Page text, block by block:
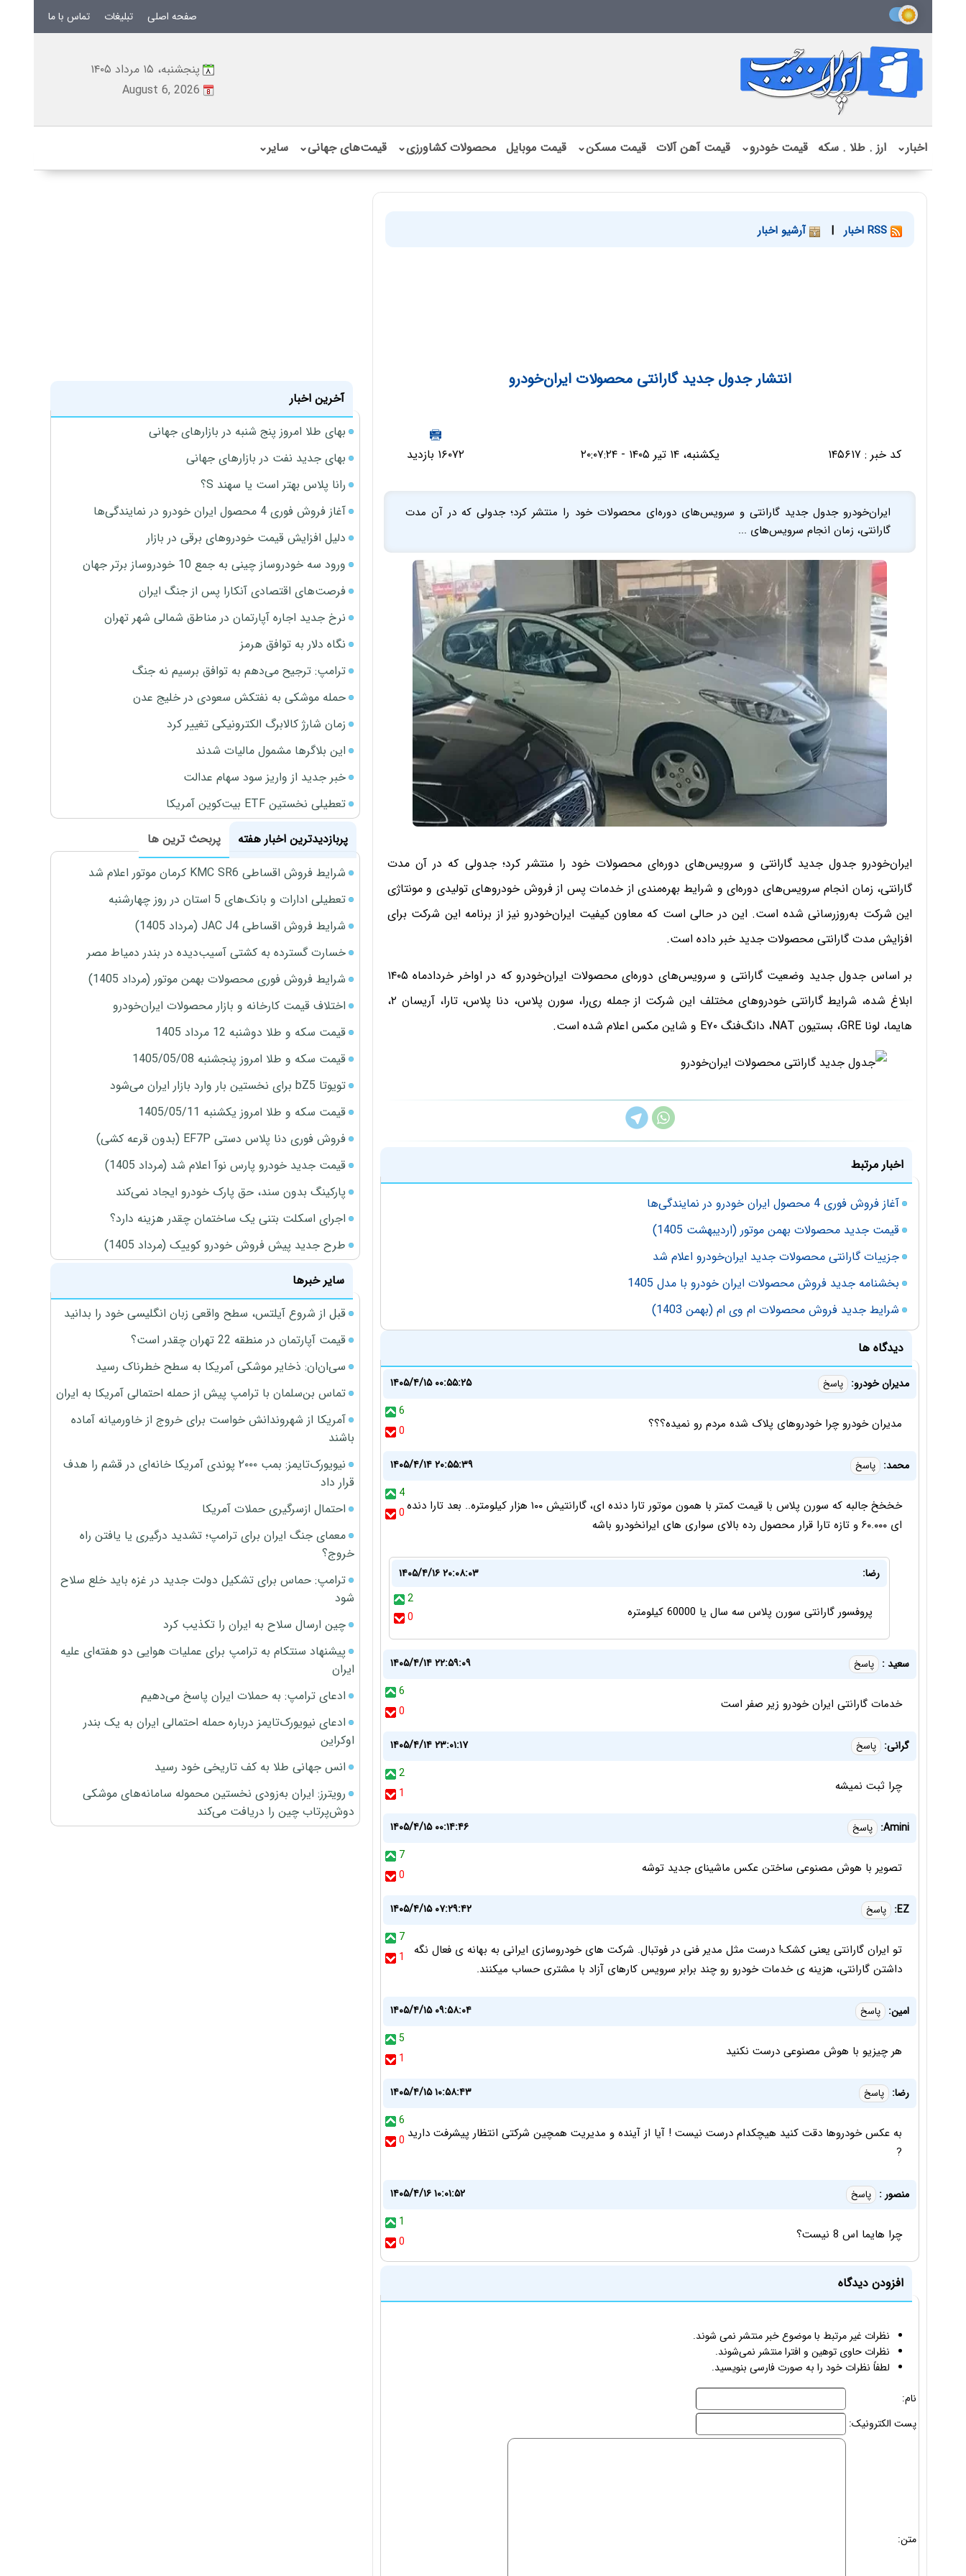
صفحه اصلی تبلیغات تماس با ما
پنجشنبه، ۱۵ مرداد ۱۴۰۵
August 6, 2026
اخبار⌄ ارز . طلا . سکه قیمت خودرو⌄ قیمت آهن آلات قیمت مسکن⌄ قیمت موبایل محصولات کشاورزی⌄ قیمت‌های جهانی⌄ سایر⌄
| آرشیو اخبار
انتشار جدول جدید گارانتی محصولات ایران‌خودرو
کد خبر : ۱۴۵۶۱۷ یکشنبه، ۱۴ تیر ۱۴۰۵ - ۲۰:۰۷:۲۴ ۱۶۰۷۲ بازدید
ایران‌خودرو جدول جدید گارانتی و سرویس‌های دوره‌ای محصولات خود را منتشر کرد؛ جدولی که در آن مدت
گارانتی، زمان انجام سرویس‌های ...
ایران‌خودرو جدول جدید گارانتی و سرویس‌های دوره‌ای محصولات خود را منتشر کرد؛ جدولی که در آن مدت
گارانتی، زمان انجام سرویس‌های دوره‌ای و شرایط بهره‌مندی از خدمات پس از فروش خودروهای تولیدی و مونتاژی
این شرکت به‌روزرسانی شده است. این در حالی است که معاون کیفیت ایران‌خودرو نیز از برنامه این شرکت برای
افزایش مدت گارانتی محصولات جدید خبر داده است.
بر اساس جدول جدید وضعیت گارانتی و سرویس‌های دوره‌ای محصولات ایران‌خودرو که در اواخر خردادماه ۱۴۰۵
ابلاغ شده، شرایط گارانتی خودروهای مختلف این شرکت از جمله ری‌را، سورن پلاس، دنا پلاس، تارا، آریسان ۲،
هایما، لونا GRE، بستیون NAT، دانگ‌فنگ E۷۰ و شاین مکس اعلام شده است.
اخبار مرتبط
آغاز فروش فوری 4 محصول ایران خودرو در نمایندگی‌ها
قیمت جدید محصولات بهمن موتور (اردیبهشت 1405)
جزییات گارانتی محصولات جدید ایران‌خودرو اعلام شد
بخشنامه جدید فروش محصولات ایران خودرو با مدل 1405
شرایط جدید فروش محصولات ام وی ام (بهمن 1403)
دیدگاه ها
مدیران خودرو: پاسخ
۱۴۰۵/۴/۱۵ ۰۰:۵۵:۲۵
6
0
مدیران خودرو چرا خودروهای پلاک شده مردم رو نمیده؟؟؟
محمد: پاسخ
۱۴۰۵/۴/۱۴ ۲۰:۵۵:۳۹
4
0خخخخ جالبه که سورن پلاس با قیمت کمتر با همون موتور تارا دنده ای، گارانتیش ۱۰۰ هزار کیلومتره.. بعد تارا دنده
ای ۶۰.۰۰۰ و تازه تارا قرار محصول رده بالای سواری های ایرانخودرو باشه
رضا:
۱۴۰۵/۴/۱۶ ۲۰:۰۸:۰۳
2
0
پروفسور گارانتی سورن پلاس سه سال یا 60000 کیلومتره
سعید : پاسخ
۱۴۰۵/۴/۱۴ ۲۲:۵۹:۰۹
6
0
خدمات گارانتی ایران خودرو زیر صفر است
گرانی: پاسخ
۱۴۰۵/۴/۱۴ ۲۳:۰۱:۱۷
2
1
چرا ثبت نمیشه
Amini: پاسخ
۱۴۰۵/۴/۱۵ ۰۰:۱۴:۴۶
7
0
تصویر با هوش مصنوعی ساختن عکس ماشینای جدید توشه
EZ: پاسخ
۱۴۰۵/۴/۱۵ ۰۷:۲۹:۴۲
7
1
تو ایران گارانتی یعنی کشک! درست مثل مدیر فنی در فوتبال. شرکت های خودروسازی ایرانی به بهانه ی فعال نگه
داشتن گارانتی، هزینه ی خدمات خودرو رو چند برابر سرویس کارهای آزاد با مشتری حساب میکنند.
امین: پاسخ
۱۴۰۵/۴/۱۵ ۰۹:۵۸:۰۴
5
1
هر چیزیو با هوش مصنوعی درست نکنید
رضا: پاسخ
۱۴۰۵/۴/۱۵ ۱۰:۵۸:۴۳
6
0 به عکس خودروها دقت کنید هیچکدام درست نیست ! آیا از آینده و مدیریت همچین شرکتی انتظار پیشرفت دارید
?
منصور : پاسخ
۱۴۰۵/۴/۱۶ ۱۰:۰۱:۵۲
1
0
چرا هایما اس 8 نیست؟
افزودن دیدگاه
نظرات غیر مرتبط با موضوع خبر منتشر نمی شوند.
نظرات حاوی توهین و افترا منتشر نمی‌شوند.
لطفاً نظرات خود را به صورت فارسی بنویسید.
نام:
پست الکترونیک:
متن:
آخرین اخبار
بهای طلا امروز پنج شنبه در بازارهای جهانی
بهای جدید نفت در بازارهای جهانی
رانا پلاس بهتر است یا سهند S؟
آغاز فروش فوری 4 محصول ایران خودرو در نمایندگی‌ها
دلیل افزایش قیمت خودروهای برقی در بازار
ورود سه خودروساز چینی به جمع 10 خودروساز برتر جهان
فرصت‌های اقتصادی آنکارا پس از جنگ ایران
نرخ جدید اجاره آپارتمان در مناطق شمالی شهر تهران
نگاه دلار به توافق هرمز
ترامپ: ترجیح می‌دهم به توافق برسیم نه جنگ
حمله موشکی به نفتکش سعودی در خلیج عدن
زمان شارژ کالابرگ الکترونیکی تغییر کرد
این بلاگرها مشمول مالیات شدند
خبر جدید از واریز سود سهام عدالت
تعطیلی نخستین ETF بیت‌کوین آمریکا
پربازدیدترین اخبار هفته
پربحث ترین ها
شرایط فروش اقساطی KMC SR6 کرمان موتور اعلام شد
تعطیلی ادارات و بانک‌های 5 استان در روز چهارشنبه
شرایط فروش اقساطی JAC J4 (مرداد 1405)
خسارت گسترده به کشتی آسیب‌دیده در بندر دمیاط مصر
شرایط فروش فوری محصولات بهمن موتور (مرداد 1405)
اختلاف قیمت کارخانه و بازار محصولات ایران‌خودرو
قیمت سکه و طلا دوشنبه 12 مرداد 1405
قیمت سکه و طلا امروز پنجشنبه 1405/05/08
تویوتا bZ5 برای نخستین بار وارد بازار ایران می‌شود
قیمت سکه و طلا امروز یکشنبه 1405/05/11
فروش فوری دنا پلاس دستی EF7P (بدون قرعه کشی)
قیمت جدید خودرو پارس نوآ اعلام شد (مرداد 1405)
پارکینگ بدون سند، حق پارک خودرو ایجاد نمی‌کند
اجرای اسکلت بتنی یک ساختمان چقدر هزینه دارد؟
طرح جدید پیش فروش خودرو کوییک (مرداد 1405)
سایر خبرها
قبل از شروع آیلتس، سطح واقعی زبان انگلیسی خود را بدانید
قیمت آپارتمان در منطقه 22 تهران چقدر است؟
سی‌ان‌ان: ذخایر موشکی آمریکا به سطح خطرناک رسید
تماس بن‌سلمان با ترامپ پیش از حمله احتمالی آمریکا به ایران
آمریکا از شهروندانش خواست برای خروج از خاورمیانه آماده
باشند
نیویورک‌تایمز: بمب ۲۰۰۰ پوندی آمریکا خانه‌ای در قشم را هدف
قرار داد
احتمال ازسرگیری حملات آمریکا
معمای جنگ ایران برای ترامپ؛ تشدید درگیری یا یافتن راه
خروج؟
ترامپ: حماس برای تشکیل دولت جدید در غزه باید خلع سلاح
شود
چین ارسال سلاح به ایران را تکذیب کرد
پیشنهاد سنتکام به ترامپ برای عملیات هوایی دو هفته‌ای علیه
ایران
ادعای ترامپ: به حملات ایران پاسخ می‌دهیم
ادعای نیویورک‌تایمز درباره حمله احتمالی ایران به یک بندر
اوکراین
انس جهانی طلا به کف تاریخی خود رسید
رویترز: ایران به‌زودی نخستین محموله سامانه‌های موشکی
دوش‌پرتاب چین را دریافت می‌کند